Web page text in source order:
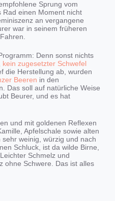
Sprung vom
einen Moment nicht
an vergangene
war in seinem früheren
Denn sonst nichts
kein zugesetzter Schwefel
die Herstellung ab, wurden
Beeren in den
Das soll auf natürliche Weise
Beurer, und es hat
und mit goldenen Reflexen
Apfelschale sowie alten
weinig, würzig und nach
Schluck, ist da wilde Birne,
Schmelz und
ohne Schwere. Das ist alles